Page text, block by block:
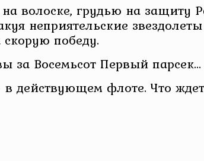
волоске, грудью на защиту
неприятельские
победу.
за Восемьсот Первый парсек…
действующем флоте. Что